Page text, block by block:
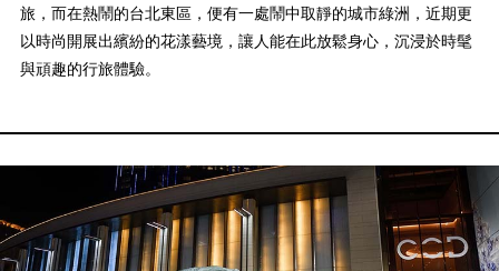
旅，而在熱鬧的台北東區，便有一處鬧中取靜的城市綠洲，近期更
以時尚開展出繽紛的花漾藝境，讓人能在此放鬆身心，沉浸於時髦
與頑趣的行旅體驗。